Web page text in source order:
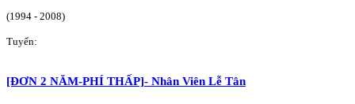
(1994 - 2008)
Tuyển:
[ĐƠN 2 NĂM-PHÍ THẤP]- Nhân Viên Lễ Tân